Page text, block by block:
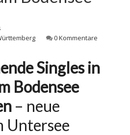
0 Kommentare
Singles in
Bodensee
– neue
Untersee